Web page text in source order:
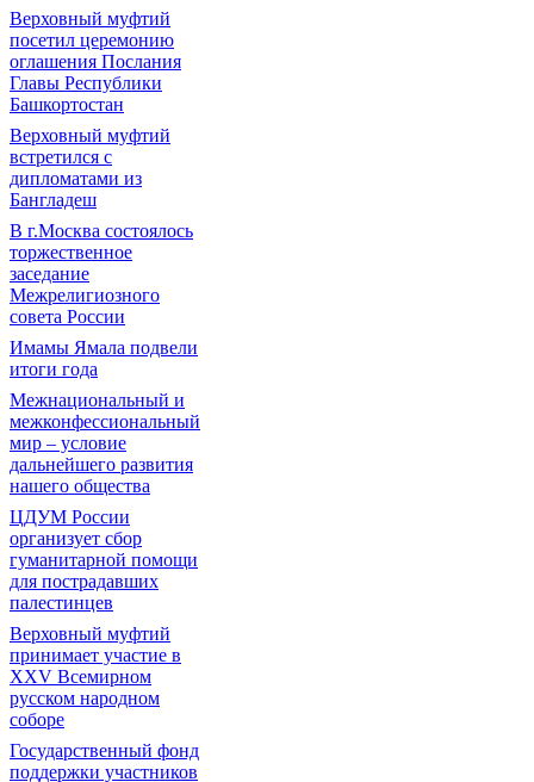
Верховный муфтий
посетил церемонию
оглашения Послания
Главы Республики
Башкортостан
Верховный муфтий
встретился с
дипломатами из
Бангладеш
В г.Москва состоялось
торжественное
заседание
Межрелигиозного
совета России
Имамы Ямала подвели
итоги года
Межнациональный и
межконфессиональный
мир – условие
дальнейшего развития
нашего общества
ЦДУМ России
организует сбор
гуманитарной помощи
для пострадавших
палестинцев
Верховный муфтий
принимает участие в
XXV Всемирном
русском народном
соборе
Государственный фонд
поддержки участников